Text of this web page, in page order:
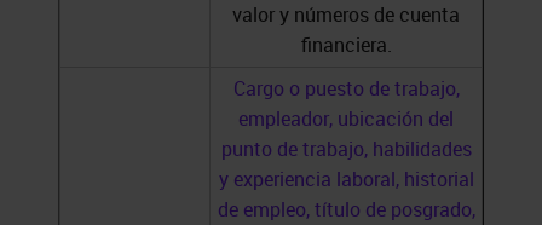
valor y números de cuenta
financiera.
Cargo o puesto de trabajo,
empleador, ubicación del
punto de trabajo, habilidades
y experiencia laboral, historial
de empleo, título de posgrado,